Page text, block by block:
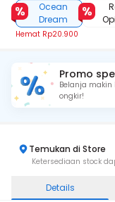
Ocean
Dream
Hemat Rp20.900
Promo
Belanja
ongkir!
Temukan di Store
Ketersediaan stock
Details